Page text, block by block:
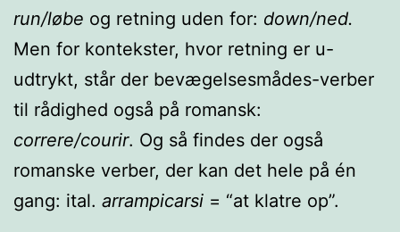
run/løbe og retning uden for: down/ned.
Men for kontekster, hvor retning er u-
udtrykt, står der bevægelsesmådes-verber
til rådighed også på romansk:
correre/courir. Og så findes der også
romanske verber, der kan det hele på én
gang: ital. arrampicarsi = “at klatre op”.